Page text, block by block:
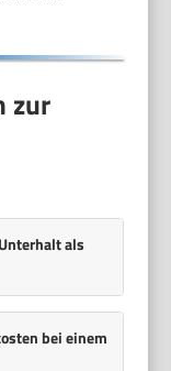
zur
als
bei einem